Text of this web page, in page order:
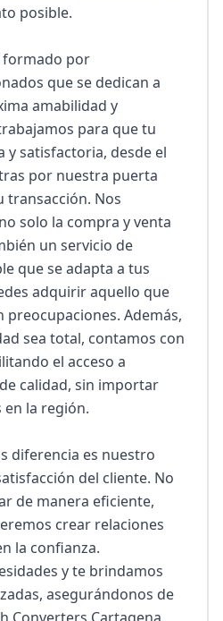
posible.
formado por
que se dedican a
amabilidad y
para que tu
y satisfactoria, desde el
por nuestra puerta
transacción. Nos
solo la compra y venta
un servicio de
que se adapta a tus
adquirir aquello que
preocupaciones. Además,
sea total, contamos con
el acceso a
calidad, sin importar
la región.
diferencia es nuestro
del cliente. No
de manera eficiente,
crear relaciones
la confianza.
y te brindamos
asegurándonos de